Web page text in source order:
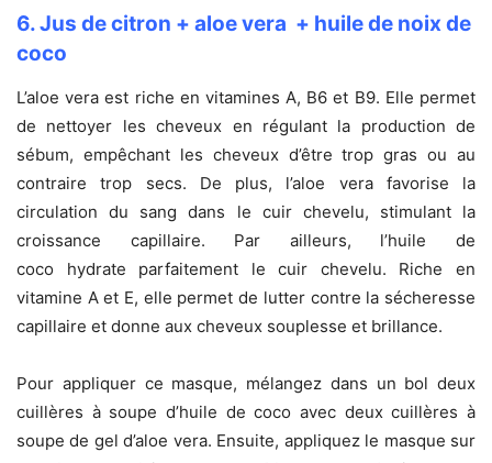
6. Jus de citron + aloe vera + huile de noix de
coco
L’aloe vera est riche en vitamines A, B6 et B9. Elle permet
de nettoyer les cheveux en régulant la production de
sébum, empêchant les cheveux d’être trop gras ou au
contraire trop secs. De plus, l’aloe vera favorise la
circulation du sang dans le cuir chevelu, stimulant la
croissance capillaire. Par ailleurs, l’huile de
coco hydrate parfaitement le cuir chevelu. Riche en
vitamine A et E, elle permet de lutter contre la sécheresse
capillaire et donne aux cheveux souplesse et brillance.
Pour appliquer ce masque, mélangez dans un bol deux
cuillères à soupe d’huile de coco avec deux cuillères à
soupe de gel d’aloe vera. Ensuite, appliquez le masque sur